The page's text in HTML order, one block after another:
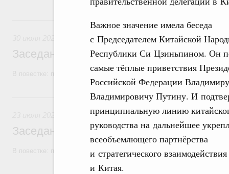
Важное значение имела беседа
с Председателем Китайской
Республики Си Цзиньпином. Он
самые тёплые приветствия
Российской Федерации Владимиру
Владимировичу Путину. И
принципиальную линию
руководства на дальнейшее
всеобъемлющего партнёрства
и стратегического
и Китая.
30 июля, четверг
Заседание Правительства (2026 год,
В повестке: проекты федеральных законов, бюджетные
23 июля, четверг
Заседание Правительства (2026 год,
В повестке: проекты федеральных законов